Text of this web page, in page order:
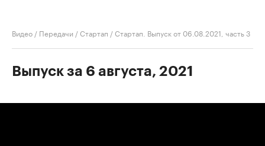
Видео / Передачи /Стартап /Стартап. Выпуск от 06.08.2021, часть 3
Выпуск за 6 августа, 2021